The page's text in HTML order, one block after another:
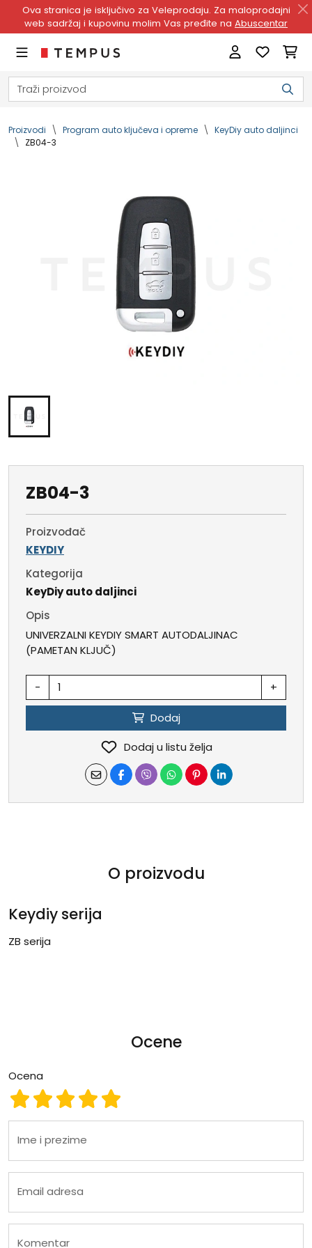
Ova stranica je isključivo za Veleprodaju. Za maloprodajni
web sadržaj i kupovinu molim Vas pređite na Abuscentar
Proizvodi Program auto ključeva i opreme
KeyDiy auto daljinci
ZB04-3
ZB04-3
Proizvođač
KEYDIY
Kategorija
KeyDiy auto daljinci
Opis
UNIVERZALNI KEYDIY SMART AUTODALJINAC
(PAMETAN KLJUČ)
- +
Dodaj
Dodaj u listu želja
O proizvodu
Keydiy serija
ZB serija
Ocene
Ocena
Ocena 5
Ocena 4
Ocena 3
Ocena 2
Ocena 1
Ime i prezime
Email adresa
Komentar